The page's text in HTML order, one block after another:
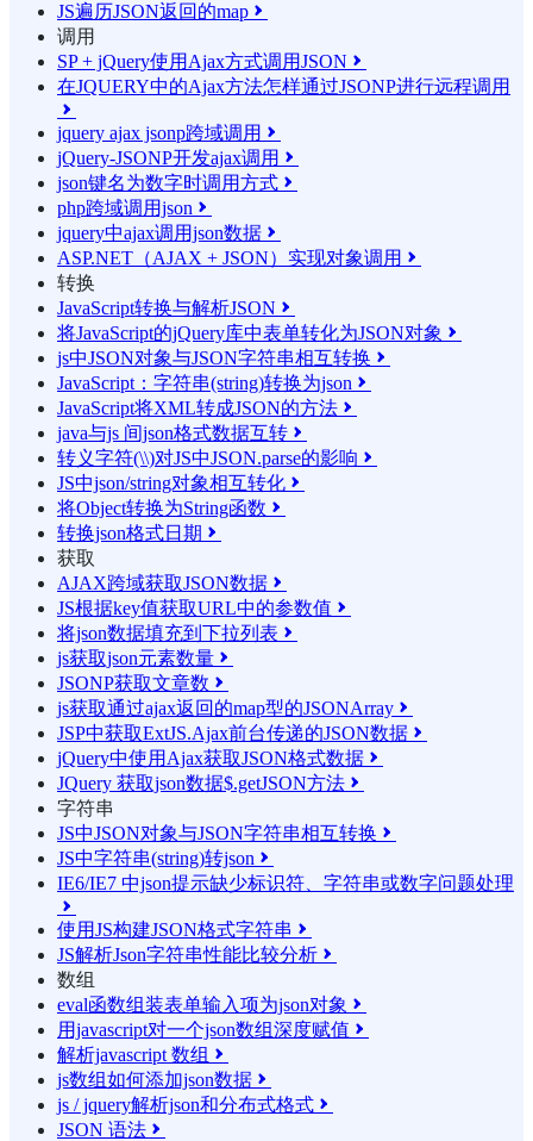
JS遍历JSON返回的map 
调用
SP + jQuery使用Ajax方式调用JSON 
在JQUERY中的Ajax方法怎样通过JSONP进行远程调用

jquery ajax jsonp跨域调用 
jQuery-JSONP开发ajax调用 
json键名为数字时调用方式 
php跨域调用json 
jquery中ajax调用json数据 
ASP.NET（AJAX + JSON）实现对象调用 
转换
JavaScript转换与解析JSON 
将JavaScript的jQuery库中表单转化为JSON对象 
js中JSON对象与JSON字符串相互转换 
JavaScript：字符串(string)转换为json 
JavaScript将XML转成JSON的方法 
java与js 间json格式数据互转 
转义字符(\\)对JS中JSON.parse的影响 
JS中json/string对象相互转化 
将Object转换为String函数 
转换json格式日期 
获取
AJAX跨域获取JSON数据 
JS根据key值获取URL中的参数值 
将json数据填充到下拉列表 
js获取json元素数量 
JSONP获取文章数 
js获取通过ajax返回的map型的JSONArray 
JSP中获取ExtJS.Ajax前台传递的JSON数据 
jQuery中使用Ajax获取JSON格式数据 
JQuery 获取json数据$.getJSON方法 
字符串
JS中JSON对象与JSON字符串相互转换 
JS中字符串(string)转json 
IE6/IE7 中json提示缺少标识符、字符串或数字问题处理

使用JS构建JSON格式字符串 
JS解析Json字符串性能比较分析 
数组
eval函数组装表单输入项为json对象 
用javascript对一个json数组深度赋值 
解析javascript 数组 
js数组如何添加json数据 
js / jquery解析json和分布式格式 
JSON 语法 